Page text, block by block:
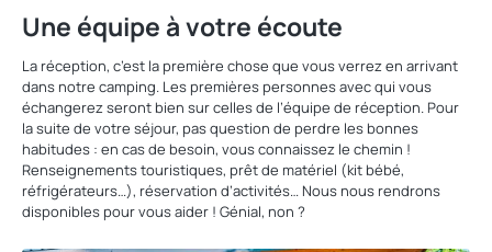
Une équipe à votre écoute
La réception, c’est la première chose que vous verrez en arrivant
dans notre camping. Les premières personnes avec qui vous
échangerez seront bien sur celles de l’équipe de réception. Pour
la suite de votre séjour, pas question de perdre les bonnes
habitudes : en cas de besoin, vous connaissez le chemin !
Renseignements touristiques, prêt de matériel (kit bébé,
réfrigérateurs…), réservation d’activités… Nous nous rendrons
disponibles pour vous aider ! Génial, non ?